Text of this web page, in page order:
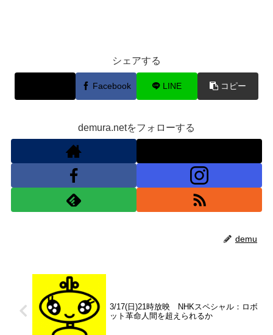
シェアする
Facebook LINE コピー
demura.netをフォローする
demu
3/17(日)21時放映 NHKスペシャル：ロボ
ット革命人間を超えられるか